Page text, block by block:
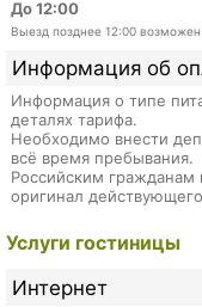
До 12:00
Выезд позднее 12:00
Информация об
Информация о типе
деталях тарифа.
Необходимо внести
всё время пребывания.
Российским гражданам
оригинал
Услуги гостиницы
Интернет